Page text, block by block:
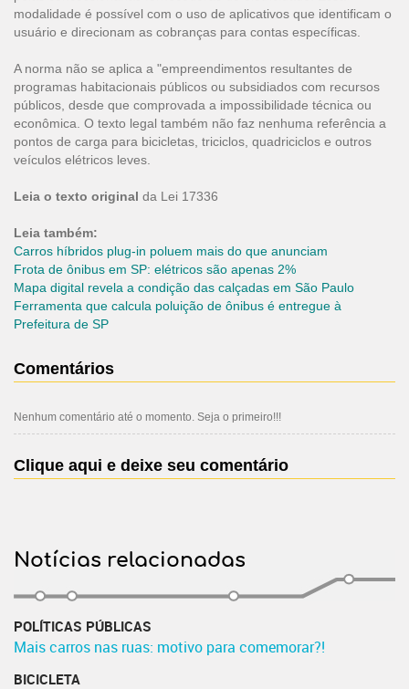
modalidade é possível com o uso de aplicativos que identificam o
usuário e direcionam as cobranças para contas específicas.
A norma não se aplica a "empreendimentos resultantes de
programas habitacionais públicos ou subsidiados com recursos
públicos, desde que comprovada a impossibilidade técnica ou
econômica. O texto legal também não faz nenhuma referência a
pontos de carga para bicicletas, triciclos, quadriciclos e outros
veículos elétricos leves.
Leia o texto original da Lei 17336
Leia também:
Carros híbridos plug-in poluem mais do que anunciam
Frota de ônibus em SP: elétricos são apenas 2%
Mapa digital revela a condição das calçadas em São Paulo
Ferramenta que calcula poluição de ônibus é entregue à
Prefeitura de SP
Comentários
Nenhum comentário até o momento. Seja o primeiro!!!
Clique aqui e deixe seu comentário
Notícias relacionadas
POLÍTICAS PÚBLICAS
Mais carros nas ruas: motivo para comemorar?!
BICICLETA